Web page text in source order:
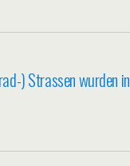
) Strassen wurden in